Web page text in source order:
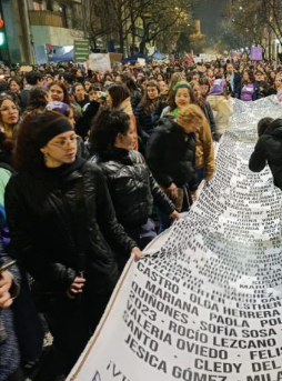
provee biodiversidad, y a una
abajo. Viaje en barco de MU
bonaerense, para conocer y
productores, docentes,
resisten otra avanzada sobre
Por Francisco Pandolfi
Descargar la Mu en PDF